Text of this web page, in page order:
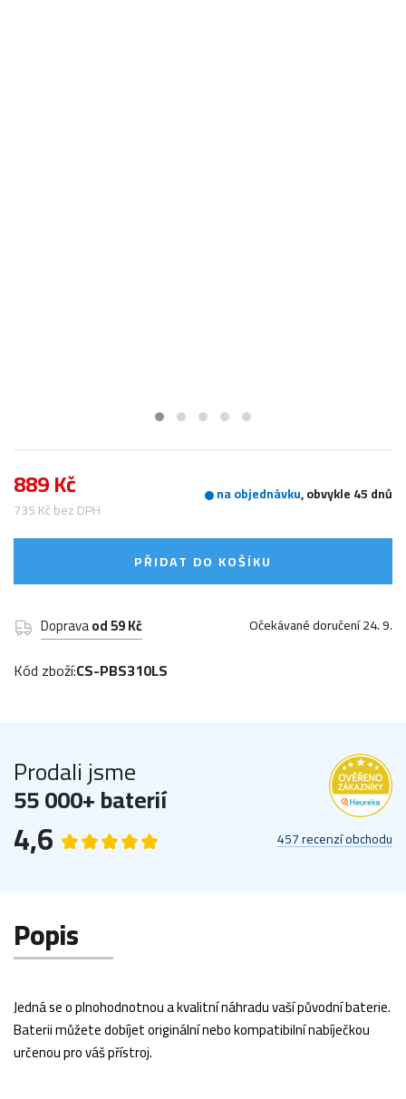
889 Kč
735 Kč bez DPH
na objednávku, obvykle 45 dnů
PŘIDAT DO KOŠÍKU
Dopravaod 59 Kč Očekávané doručení 24. 9.
Kód zboží:CS-PBS310LS
Prodali jsme
55 000+ baterií
4,6 457 recenzí obchodu
Popis
Jedná se o plnohodnotnou a kvalitní náhradu vaší původní baterie.
Baterii můžete dobíjet originální nebo kompatibilní nabíječkou
určenou pro váš přístroj.